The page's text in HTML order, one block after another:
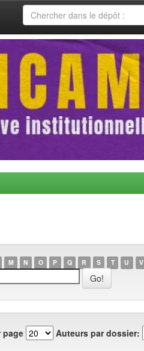
M N O P Q R S T U V
page Auteurs par dossier: